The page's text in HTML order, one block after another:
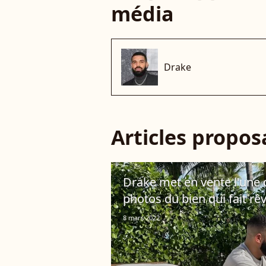
média
Drake
Articles
Drake met en vente l'une
photos du bien qui fait
8 mars 2022